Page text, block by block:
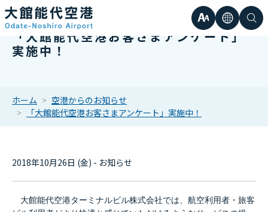
文
サ
ズ
言検
「大館能代空港お客さまアンケート」
実施中！
ホーム
空港からのお知らせ
「大館能代空港お客さまアンケート」実施中！
2018年10月26日 (金) - お知らせ
大館能代空港ターミナルビル株式会社では、航空利用者・旅客